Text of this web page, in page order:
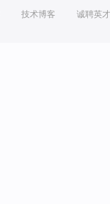
技术博客 诚聘英才